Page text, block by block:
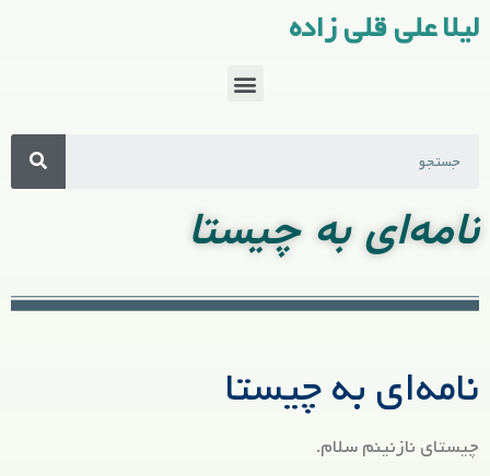
لیلا علی قلی زاده
نامه‌ای به چیستا
نامه‌ای به چیستا
چیستای نازنینم سلام.